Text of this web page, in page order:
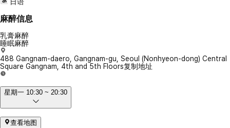
麻醉信息
乳膏麻醉
睡眠麻醉
488 Gangnam-daero, Gangnam-gu, Seoul (Nonhyeon-dong) Central
Square Gangnam, 4th and 5th Floors复制地址
星期一 10:30 ~ 20:30
查看地图